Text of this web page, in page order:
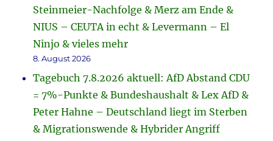
Steinmeier-Nachfolge & Merz am Ende &
NIUS – CEUTA in echt & Levermann – El
Ninjo & vieles mehr
8. August 2026
Tagebuch 7.8.2026 aktuell: AfD Abstand CDU
= 7%-Punkte & Bundeshaushalt & Lex AfD &
Peter Hahne – Deutschland liegt im Sterben
& Migrationswende & Hybrider Angriff